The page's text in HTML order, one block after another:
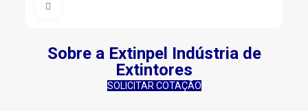
Sobre a Extinpel Indústria de
Extintores
SOLICITAR COTAÇÃO